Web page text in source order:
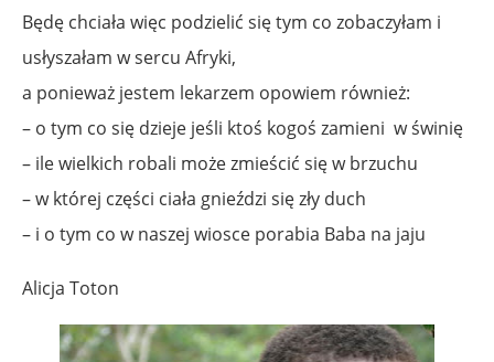
Będę chciała więc podzielić się tym co zobaczyłam i
usłyszałam w sercu Afryki,
a ponieważ jestem lekarzem opowiem również:
– o tym co się dzieje jeśli ktoś kogoś zamieni w świnię
– ile wielkich robali może zmieścić się w brzuchu
– w której części ciała gnieździ się zły duch
– i o tym co w naszej wiosce porabia Baba na jaju
Alicja Toton